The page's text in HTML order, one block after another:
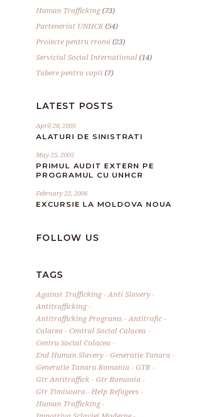
Human Trafficking(73)
Parteneriat UNHCR (54)
Proiecte pentru rromi (23)
Serviciul Social International (14)
Tabere pentru copii (7)
LATEST POSTS
April 28, 2005
ALATURI DE SINISTRATI
May 25, 2005
PRIMUL AUDIT EXTERN PE
PROGRAMUL CU UNHCR
February 22, 2006
EXCURSIE LA MOLDOVA NOUA
FOLLOW US
TAGS
Against Trafficking
Anti Slavery
Antitrafficking
Antitrafficking Programs
Antitrafic
Calacea
Centrul Social Calacea
Centru Social Calacea
End Human Slavery
Generatie Tanara
Generatie Tanara Romania
GTR
Gtr Antitraffick
Gtr Romania
Gtr Timisoara
Help Refugees
Human Trafficking